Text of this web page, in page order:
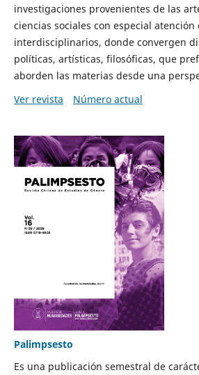
investigaciones provenientes de las
ciencias sociales con especial atención
interdisciplinarios, donde convergen
políticas, artísticas, filosóficas, que
aborden las materias desde una
Ver revista
Número actual
Palimpsesto
Es una publicación semestral de